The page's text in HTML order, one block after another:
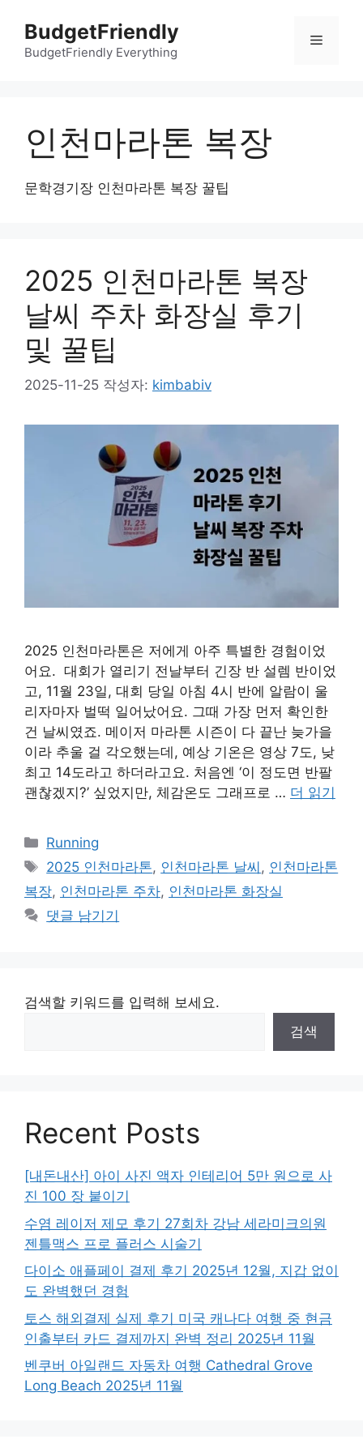
BudgetFriendly
BudgetFriendly Everything
메
인천마라톤 복장
문학경기장 인천마라톤 복장 꿀팁
2025 인천마라톤 복장
날씨 주차 화장실 후기
및 꿀팁
2025-11-25 작성자: kimbabiv
2025 인천마라톤은 저에게 아주 특별한 경험이었
어요. 대회가 열리기 전날부터 긴장 반 설렘 반이었
고, 11월 23일, 대회 당일 아침 4시 반에 알람이 울
리자마자 벌떡 일어났어요. 그때 가장 먼저 확인한
건 날씨였죠. 메이저 마라톤 시즌이 다 끝난 늦가을
이라 추울 걸 각오했는데, 예상 기온은 영상 7도, 낮
최고 14도라고 하더라고요. 처음엔 ‘이 정도면 반팔
괜찮겠지?’ 싶었지만, 체감온도 그래프로 … 더 읽기
카
테
리
Running
태
그
2025 인천마라톤, 인천마라톤 날씨 , 인천마라톤
복장, 인천마라톤 주차, 인천마라톤 화장실
댓글 남기기
검색할 키워드를 입력해 보세요.
검색
Recent Posts
[내돈내산] 아이 사진 액자 인테리어 5만 원으로 사
진 100 장 붙이기
수염 레이저 제모 후기 27회차 강남 세라미크의원
젠틀맥스 프로 플러스 시술기
다이소 애플페이 결제 후기 2025년 12월, 지갑 없이
도 완벽했던 경험
토스 해외결제 실제 후기 미국 캐나다 여행 중 현금
인출부터 카드 결제까지 완벽 정리 2025년 11월
벤쿠버 아일랜드 자동차 여행 Cathedral Grove
Long Beach 2025년 11월